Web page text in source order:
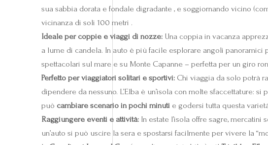
sua sabbia dorata e fondale digradante , e soggiornando vicino
vicinanza di soli 100 metri .
Ideale per coppie e viaggi di nozze: Una coppia in vacanza
a lume di candela. In auto è più facile esplorare angoli panoramici
spettacolari sul mare e su Monte Capanne – perfetta per un giro
Perfetto per viaggiatori solitari e sportivi: Chi viaggia da solo potrà
dipendere da nessuno. L’Elba è un’isola con molte sfaccettature:
può cambiare scenario in pochi minuti e godersi tutta questa
Raggiungere eventi e attività: In estate l’isola offre sagre,
un’auto si può uscire la sera e spostarsi facilmente per vivere la